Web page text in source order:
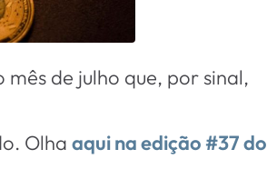
de julho que, por sinal,
Olha aqui na edição #37 do